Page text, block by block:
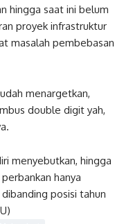
hingga saat ini belum
proyek infrastruktur
masalah pembebasan
menargetkan,
double digit yah,
menyebutkan, hingga
hanya
posisi tahun